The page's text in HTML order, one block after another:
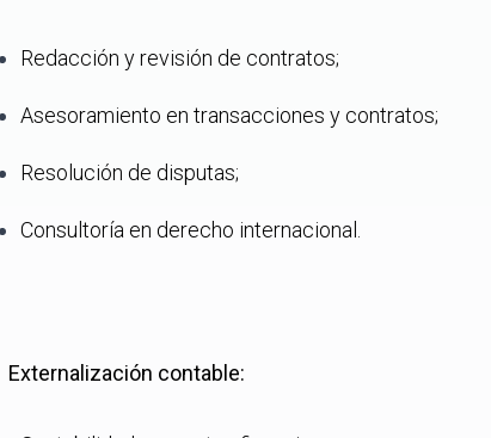
Redacción y revisión de contratos;
Asesoramiento en transacciones y contratos;
Resolución de disputas;
Consultoría en derecho internacional.
Externalización contable: